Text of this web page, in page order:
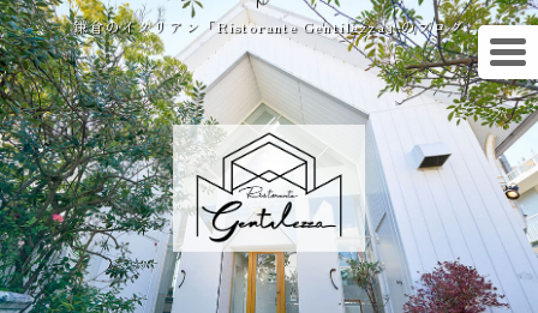
鎌倉のイタリアン「Ristorante Gentilezza」のブログ